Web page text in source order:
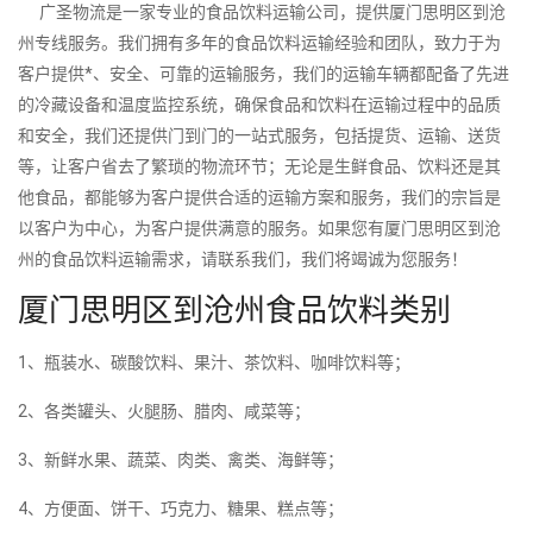
广圣物流是一家专业的食品饮料运输公司，提供厦门思明区到沧
州专线服务。我们拥有多年的食品饮料运输经验和团队，致力于为
客户提供*、安全、可靠的运输服务，我们的运输车辆都配备了先进
的冷藏设备和温度监控系统，确保食品和饮料在运输过程中的品质
和安全，我们还提供门到门的一站式服务，包括提货、运输、送货
等，让客户省去了繁琐的物流环节；无论是生鲜食品、饮料还是其
他食品，都能够为客户提供合适的运输方案和服务，我们的宗旨是
以客户为中心，为客户提供满意的服务。如果您有厦门思明区到沧
州的食品饮料运输需求，请联系我们，我们将竭诚为您服务！
厦门思明区到沧州食品饮料类别
1、瓶装水、碳酸饮料、果汁、茶饮料、咖啡饮料等；
2、各类罐头、火腿肠、腊肉、咸菜等；
3、新鲜水果、蔬菜、肉类、禽类、海鲜等；
4、方便面、饼干、巧克力、糖果、糕点等；